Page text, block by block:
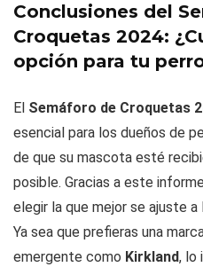
Conclusiones del
Croquetas 2024:
opción para tu
El Semáforo de Croquetas
esencial para los dueños de
de que su mascota esté
posible. Gracias a este
elegir la que mejor se ajuste
Ya sea que prefieras una
emergente como Kirkland, lo